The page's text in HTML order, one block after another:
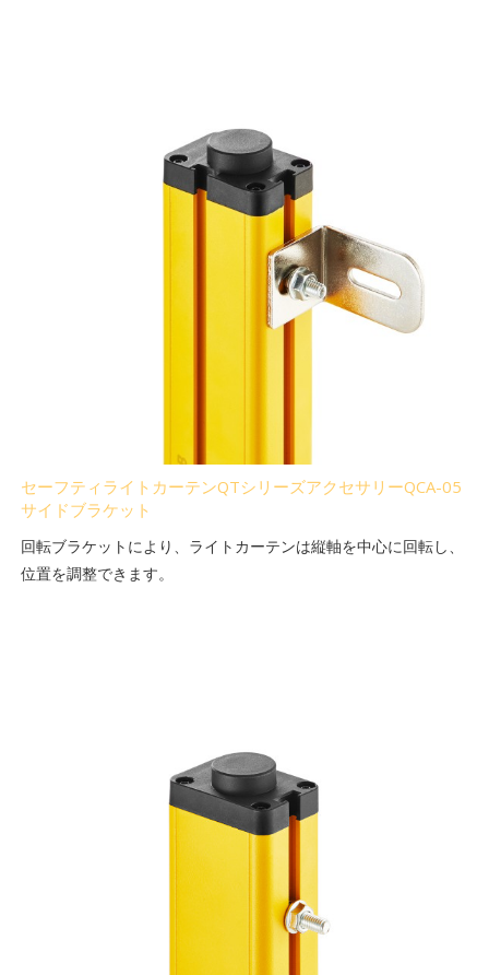
セーフティライトカーテンQTシリーズアクセサリーQCA-05
サイドブラケット
回転ブラケットにより、ライトカーテンは縦軸を中心に回転し、
位置を調整できます。